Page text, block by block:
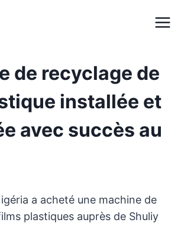
de recyclage de
installée et
avec succès au
a acheté une machine de
plastiques auprès de Shuliy